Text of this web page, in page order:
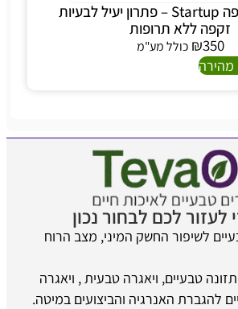
משאבת זקפה Startup – פתרון יעיל לבעיות
זקפה ללא תרופות
₪350
כולל מע"מ
מהירה
לעזור לכם לבחור נכון
לשיפור החשק המיני, מצב הרוח
טבעיים, ויאגרה טבעית , ויאגרה
להגברת האנרגיה והביצועים במיטה.